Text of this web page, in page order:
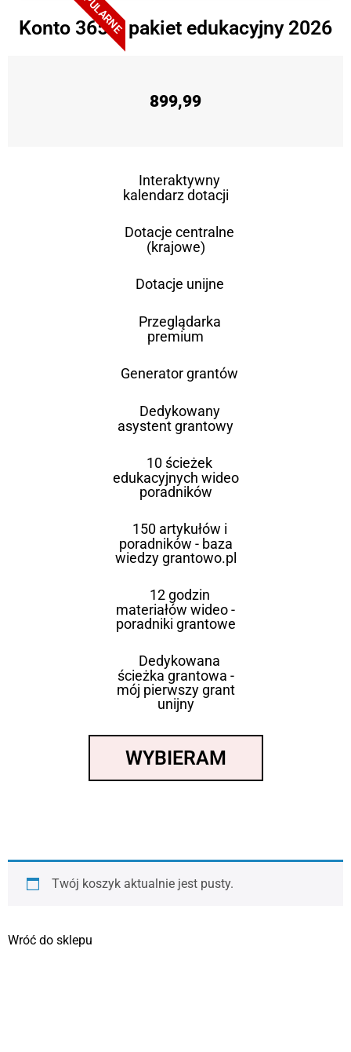
Konto 365 + pakiet edukacyjny 2026
899,99
Interaktywny
kalendarz dotacji
Dotacje centralne
(krajowe)
Dotacje unijne
Przeglądarka
premium
Generator grantów
Dedykowany
asystent grantowy
10 ścieżek
edukacyjnych wideo
poradników
150 artykułów i
poradników - baza
wiedzy grantowo.pl
12 godzin
materiałów wideo -
poradniki grantowe
Dedykowana
ścieżka grantowa -
mój pierwszy grant
unijny
WYBIERAM
Twój koszyk aktualnie jest pusty.
Wróć do sklepu